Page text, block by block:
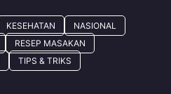
KESEHATAN
NASIONAL
RESEP MASAKAN
TIPS & TRIKS